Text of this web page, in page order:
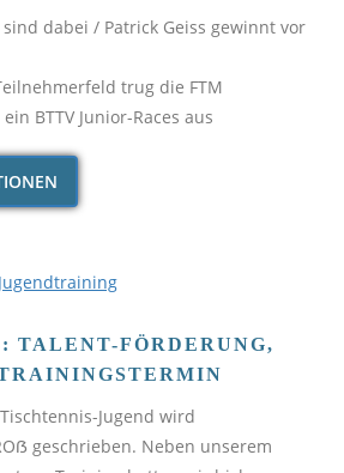
dabei / Patrick Geiss gewinnt vor
trug die FTM
BTTV Junior-Races aus
TALENT-FÖRDERUNG,
Jugend wird
geschrieben. Neben unserem